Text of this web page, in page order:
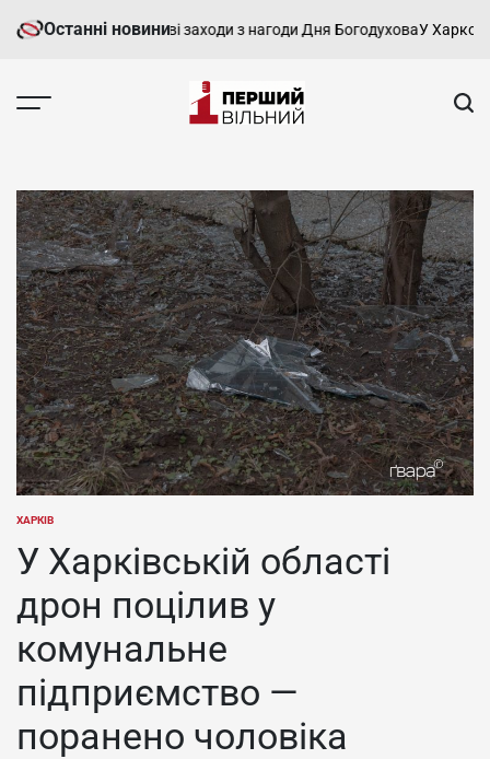
до
Останні новини
пройшли святкові заходи з нагоди Дня БогодуховаУ Харкові
-
харківський,
новини
Харкова
та
області
ОПУБЛІКУВАТИ
ХАРКІВ
У Харківській області
дрон поцілив у
комунальне
підприємство —
поранено чоловіка